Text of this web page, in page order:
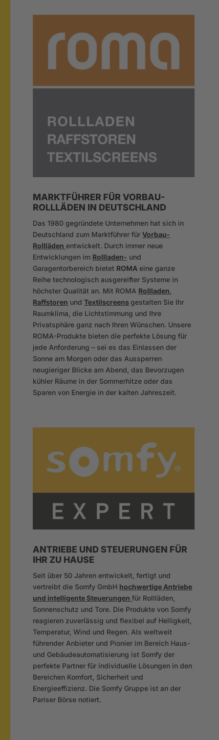
MARKTFÜHRER FÜR VORBAU-
ROLLLÄDEN IN DEUTSCHLAND
Das 1980 gegründete Unternehmen hat sich in
Deutschland zum Marktführer fürVorbau-
Rollläden entwickelt. Durch immer neue
Entwicklungen im Rollladen- und
Garagentorbereich bietet ROMA eine ganze
Reihe technologisch ausgereifter Systeme in
höchster Qualität an. Mit ROMA Rollladen
Raffstoren undTextilscreensgestalten Sie Ihr
Raumklima, die Lichtstimmung und Ihre
Privatsphäre ganz nach Ihren Wünschen. Unsere
ROMA-Produkte bieten die perfekte Lösung für
jede Anforderung – sei es das Einlassen der
Sonne am Morgen oder das Aussperren
neugieriger Blicke am Abend, das Bevorzugen
kühler Räume in der Sommerhitze oder das
Sparen von Energie in der kalten Jahreszeit.
ANTRIEBE UND STEUERUNGEN FÜR
IHR ZU HAUSE
Seit über 50 Jahren entwickelt, fertigt und
vertreibt die Somfy GmbH hochwertige Antriebe
und intelligente Steuerungen für Rollläden,
Sonnenschutz und Tore. Die Produkte von Somfy
reagieren zuverlässig und flexibel auf Helligkeit,
Temperatur, Wind und Regen. Als weltweit
führender Anbieter und Pionier im Bereich Haus-
und Gebäudeautomatisierung ist Somfy der
perfekte Partner für individuelle Lösungen in den
Bereichen Komfort, Sicherheit und
Energieeffizienz. Die Somfy Gruppe ist an der
Pariser Börse notiert.